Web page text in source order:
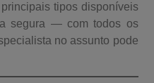
tipos disponíveis
segura — com todos os
no assunto pode